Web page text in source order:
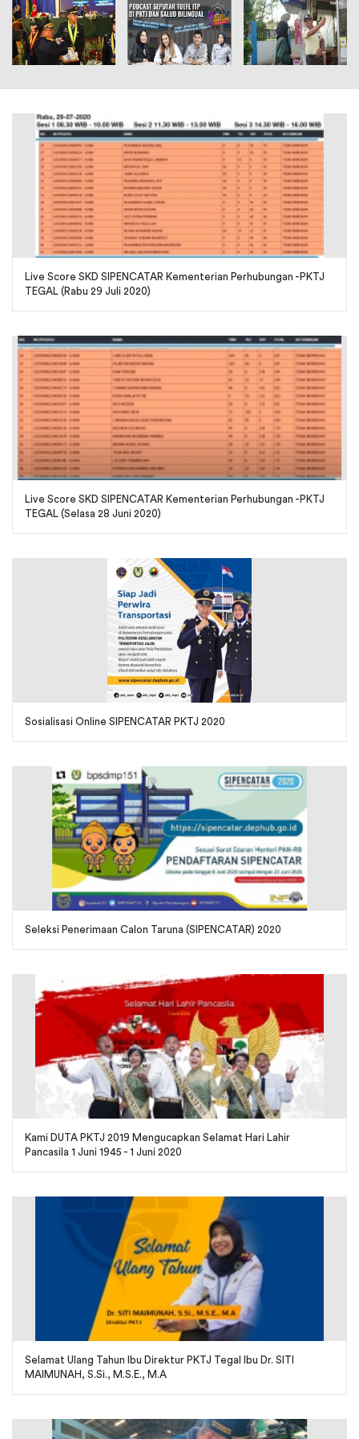
Live Score SKD SIPENCATAR Kementerian Perhubungan -PKTJ
TEGAL (Rabu 29 Juli 2020)
Live Score SKD SIPENCATAR Kementerian Perhubungan -PKTJ
TEGAL (Selasa 28 Juni 2020)
Sosialisasi Online SIPENCATAR PKTJ 2020
Seleksi Penerimaan Calon Taruna (SIPENCATAR) 2020
Kami DUTA PKTJ 2019 Mengucapkan Selamat Hari Lahir
Pancasila 1 Juni 1945 - 1 Juni 2020
Selamat Ulang Tahun Ibu Direktur PKTJ Tegal Ibu Dr. SITI
MAIMUNAH, S.Si., M.S.E., M.A